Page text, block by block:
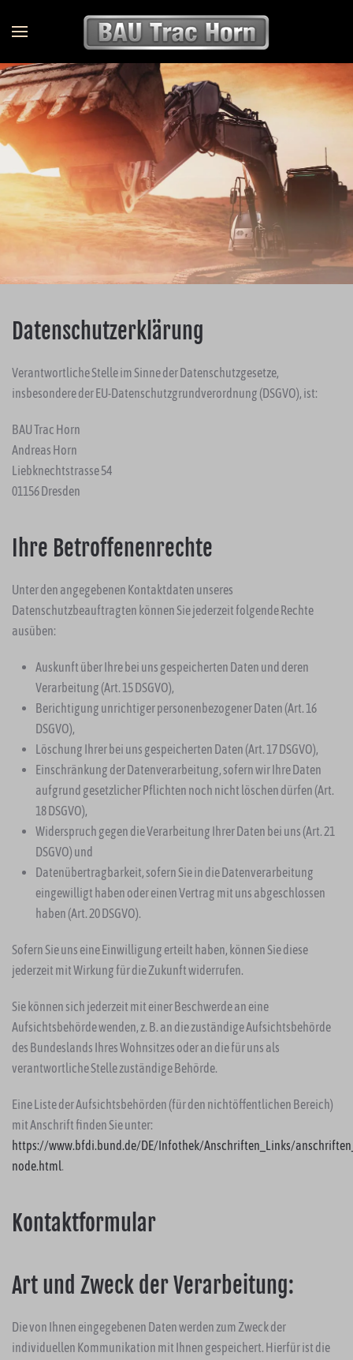
Datenschutzerklärung
Verantwortliche Stelle im Sinne der Datenschutzgesetze,
insbesondere der EU-Datenschutzgrundverordnung (DSGVO), ist:
BAU Trac Horn
Andreas Horn
Liebknechtstrasse 54
01156 Dresden
Ihre Betroffenenrechte
Unter den angegebenen Kontaktdaten unseres
Datenschutzbeauftragten können Sie jederzeit folgende Rechte
ausüben:
Auskunft über Ihre bei uns gespeicherten Daten und deren
Verarbeitung (Art. 15 DSGVO),
Berichtigung unrichtiger personenbezogener Daten (Art. 16
DSGVO),
Löschung Ihrer bei uns gespeicherten Daten (Art. 17 DSGVO),
Einschränkung der Datenverarbeitung, sofern wir Ihre Daten
aufgrund gesetzlicher Pflichten noch nicht löschen dürfen (Art.
18 DSGVO),
Widerspruch gegen die Verarbeitung Ihrer Daten bei uns (Art. 21
DSGVO) und
Datenübertragbarkeit, sofern Sie in die Datenverarbeitung
eingewilligt haben oder einen Vertrag mit uns abgeschlossen
haben (Art. 20 DSGVO).
Sofern Sie uns eine Einwilligung erteilt haben, können Sie diese
jederzeit mit Wirkung für die Zukunft widerrufen.
Sie können sich jederzeit mit einer Beschwerde an eine
Aufsichtsbehörde wenden, z. B. an die zuständige Aufsichtsbehörde
des Bundeslands Ihres Wohnsitzes oder an die für uns als
verantwortliche Stelle zuständige Behörde.
Eine Liste der Aufsichtsbehörden (für den nichtöffentlichen Bereich)
mit Anschrift finden Sie unter:
https://www.bfdi.bund.de/DE/Infothek/Anschriften_Links/
node.html.
Kontaktformular
Art und Zweck der Verarbeitung:
Die von Ihnen eingegebenen Daten werden zum Zweck der
individuellen Kommunikation mit Ihnen gespeichert. Hierfür ist die